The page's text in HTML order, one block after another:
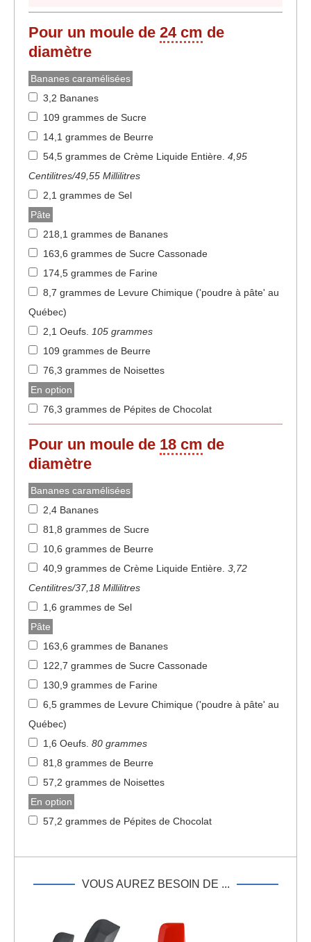
Pour un moule de 24 cm de
diamètre
Bananes caramélisées
3,2 Bananes
109 grammes de Sucre
14,1 grammes de Beurre
54,5 grammes de Crème Liquide Entière. 4,95
Centilitres/49,55 Millilitres
2,1 grammes de Sel
Pâte
218,1 grammes de Bananes
163,6 grammes de Sucre Cassonade
174,5 grammes de Farine
8,7 grammes de Levure Chimique ('poudre à pâte' au
Québec)
2,1 Oeufs. 105 grammes
109 grammes de Beurre
76,3 grammes de Noisettes
En option
76,3 grammes de Pépites de Chocolat
Pour un moule de 18 cm de
diamètre
Bananes caramélisées
2,4 Bananes
81,8 grammes de Sucre
10,6 grammes de Beurre
40,9 grammes de Crème Liquide Entière. 3,72
Centilitres/37,18 Millilitres
1,6 grammes de Sel
Pâte
163,6 grammes de Bananes
122,7 grammes de Sucre Cassonade
130,9 grammes de Farine
6,5 grammes de Levure Chimique ('poudre à pâte' au
Québec)
1,6 Oeufs. 80 grammes
81,8 grammes de Beurre
57,2 grammes de Noisettes
En option
57,2 grammes de Pépites de Chocolat
VOUS AUREZ BESOIN DE ...